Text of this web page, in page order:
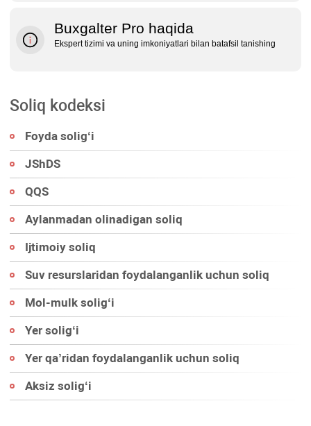
Buxgalter Pro haqida
Ekspert tizimi va uning imkoniyatlari bilan batafsil tanishing
Soliq kodeksi
Foyda soligʻi
JShDS
QQS
Aylanmadan olinadigan soliq
Ijtimoiy soliq
Suv resurslaridan foydalanganlik uchun soliq
Mol-mulk soligʻi
Yer soligʻi
Yer qa’ridan foydalanganlik uchun soliq
Aksiz soligʻi